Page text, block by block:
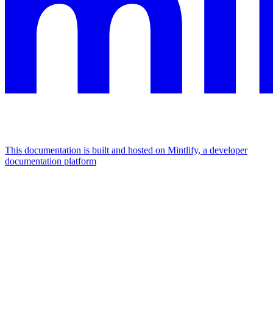
This documentation is built and hosted on Mintlify, a developer
documentation platform